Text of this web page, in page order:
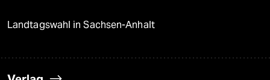
Landtagswahl in Sachsen-Anhalt